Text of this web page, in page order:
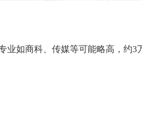
如商科、传媒等可能略高，约